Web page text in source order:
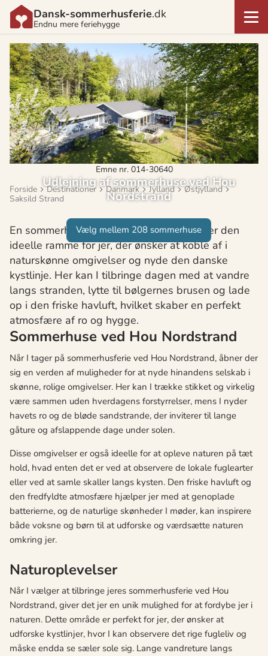
Dansk-sommerhusferie.dk
Endnu mere feriehygge
Emne nr. 014-30640
Udlejning af sommerhuse ved Hou
Nordstrand
Vælg mellem 208 sommerhuse
Forside Destinationer Danmark Jylland
Østjylland
Saksild Strand
En sommerhusferie ved Hou Nordstrand er den
ideelle ramme for jer, der ønsker at koble af i
naturskønne omgivelser og nyde den danske
kystlinje. Her kan I tilbringe dagen med at vandre
langs stranden, lytte til bølgernes brusen og lade
op i den friske havluft, hvilket skaber en perfekt
atmosfære af ro og hygge.
Sommerhuse ved Hou Nordstrand
Når I tager på sommerhusferie ved Hou Nordstrand, åbner der
sig en verden af muligheder for at nyde hinandens selskab i
skønne, rolige omgivelser. Her kan I trække stikket og virkelig
være sammen uden hverdagens forstyrrelser, mens I nyder
havets ro og de bløde sandstrande, der inviterer til lange
gåture og afslappende dage under solen.
Disse omgivelser er også ideelle for at opleve naturen på tæt
hold, hvad enten det er ved at observere de lokale fuglearter
eller ved at samle skaller langs kysten. Den friske havluft og
den fredfyldte atmosfære hjælper jer med at genoplade
batterierne, og de naturlige skønheder I møder, kan inspirere
både voksne og børn til at udforske og værdsætte naturen
omkring jer.
Naturoplevelser
Når I vælger at tilbringe jeres sommerhusferie ved Hou
Nordstrand, giver det jer en unik mulighed for at fordybe jer i
naturen. Dette område er perfekt for jer, der ønsker at
udforske kystlinjer, hvor I kan observere det rige fugleliv og
måske endda se sæler sole sig. Lange vandreture langs